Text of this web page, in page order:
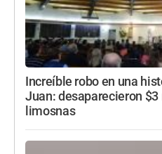
Increíble robo en una
Juan: desaparecieron
limosnas